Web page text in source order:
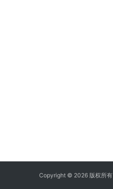
Copyright © 2026 版权所有